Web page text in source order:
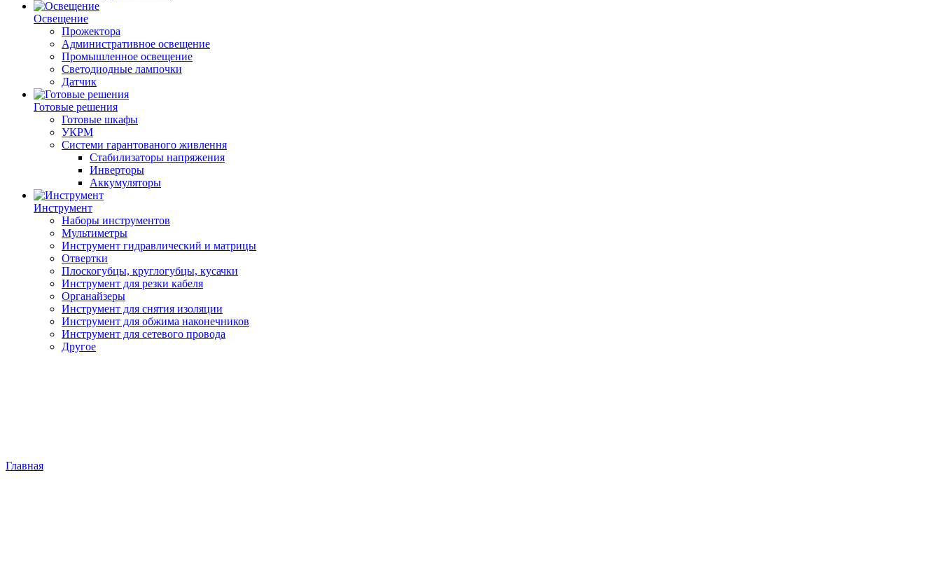
Освещение
Прожектора
Административное освещение
Промышленное освещение
Светодиодные лампочки
Датчик
Готовые решения
Готовые шкафы
УКРМ
Системи гарантованого живлення
Стабилизаторы напряжения
Инверторы
Аккумуляторы
Инструмент
Наборы инструментов
Мультиметры
Инструмент гидравлический и матрицы
Отвертки
Плоскогубцы, круглогубцы, кусачки
Инструмент для резки кабеля
Органайзеры
Инструмент для снятия изоляции
Инструмент для обжима наконечников
Инструмент для сетевого провода
Другое
Главная